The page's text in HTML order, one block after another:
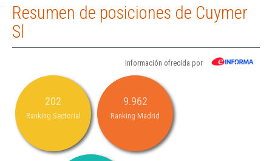
Resumen de posiciones de Cuymer
Sl
Información ofrecida por
202
Ranking Sectorial
9.962
Ranking Madrid